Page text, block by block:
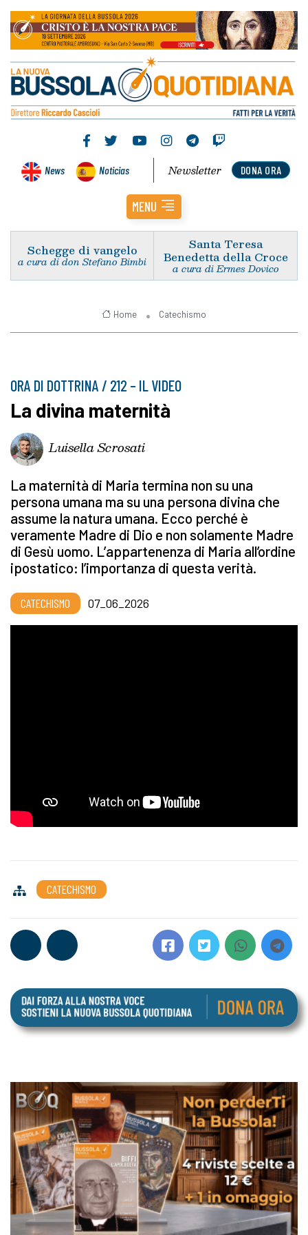
News Noticias DONA ORA
Newsletter
MENU
Schegge di vangelo
a cura di don Stefano Bimbi
Santa Teresa
Benedetta della Croce
a cura di Ermes Dovico
Home Catechismo
ORA DI DOTTRINA / 212 – IL VIDEO
La divina maternità
Luisella Scrosati
La maternità di Maria termina non su una
persona umana ma su una persona divina che
assume la natura umana. Ecco perché è
veramente Madre di Dio e non solamente Madre
di Gesù uomo. L’appartenenza di Maria all’ordine
ipostatico: l’importanza di questa verità.
CATECHISMO 07_06_2026
CATECHISMO